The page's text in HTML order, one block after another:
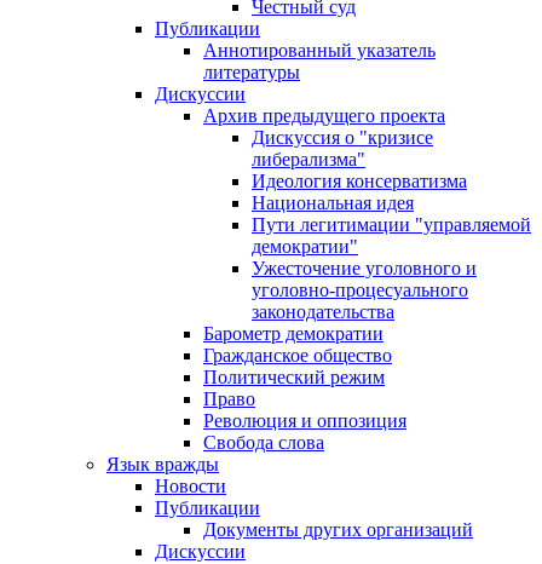
Честный суд
Публикации
Аннотированный указатель
литературы
Дискуссии
Архив предыдущего проекта
Дискуссия о "кризисе
либерализма"
Идеология консерватизма
Национальная идея
Пути легитимации "управляемой
демократии"
Ужесточение уголовного и
уголовно-процесуального
законодательства
Барометр демократии
Гражданское общество
Политический режим
Право
Революция и оппозиция
Свобода слова
Язык вражды
Новости
Публикации
Документы других организаций
Дискуссии